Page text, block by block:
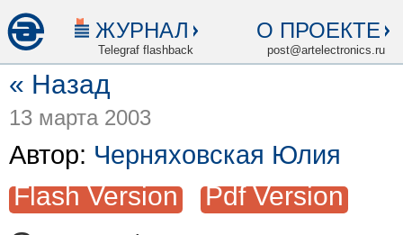
ЖУРНАЛ
Telegraf flashback
О ПРОЕКТЕ
post@artelectronics.ru
« Назад
13 марта 2003
Автор: Черняховская Юлия
Flash Version Pdf Version